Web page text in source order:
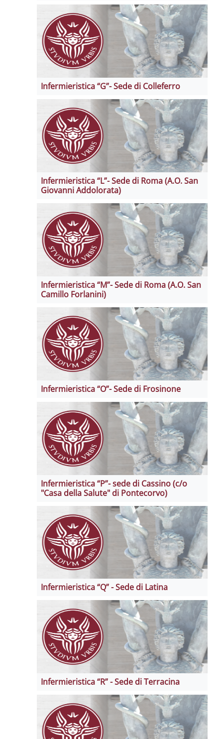
Infermieristica “G”- Sede di Colleferro
Infermieristica “L”- Sede di Roma (A.O. San
Giovanni Addolorata)
Infermieristica “M”- Sede di Roma (A.O. San
Camillo Forlanini)
Infermieristica “O”- Sede di Frosinone
Infermieristica “P”- sede di Cassino (c/o
"Casa della Salute" di Pontecorvo)
Infermieristica “Q” - Sede di Latina
Infermieristica “R” - Sede di Terracina